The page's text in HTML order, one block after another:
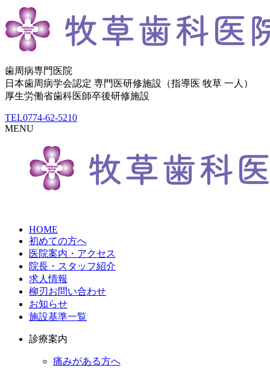
歯周病専門医院
日本歯周病学会認定 専門医研修施設（指導医 牧草 一人）
厚生労働省歯科医師卒後研修施設
TEL0774-62-5210
MENU
HOME
初めての方へ
医院案内・アクセス
院長・スタッフ紹介
求人情報
柳刃お問い合わせ
お知らせ
施設基準一覧
診療案内
痛みがある方へ